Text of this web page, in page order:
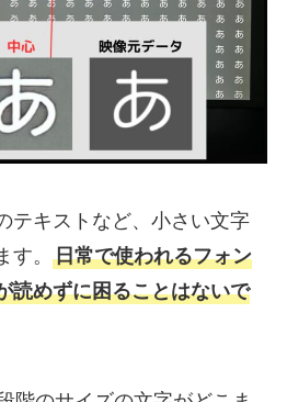
テキストなど、小さい文字
す。 日常で使われるフォン
読めずに困ることはないで